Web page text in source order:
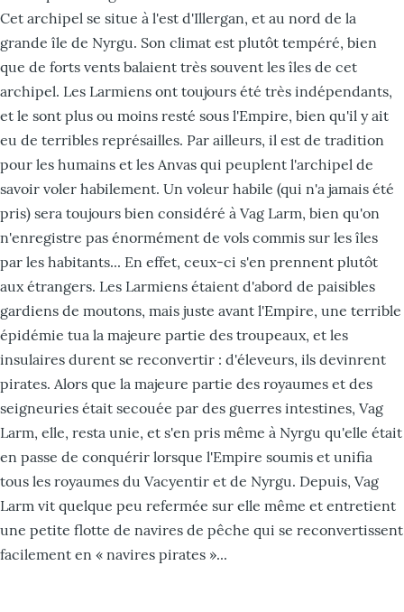
Cet archipel se situe à l'est d'Illergan, et au nord de la
grande île de Nyrgu. Son climat est plutôt tempéré, bien
que de forts vents balaient très souvent les îles de cet
archipel. Les Larmiens ont toujours été très indépendants,
et le sont plus ou moins resté sous l'Empire, bien qu'il y ait
eu de terribles représailles. Par ailleurs, il est de tradition
pour les humains et les Anvas qui peuplent l'archipel de
savoir voler habilement. Un voleur habile (qui n'a jamais été
pris) sera toujours bien considéré à Vag Larm, bien qu'on
n'enregistre pas énormément de vols commis sur les îles
par les habitants... En effet, ceux-ci s'en prennent plutôt
aux étrangers. Les Larmiens étaient d'abord de paisibles
gardiens de moutons, mais juste avant l'Empire, une terrible
épidémie tua la majeure partie des troupeaux, et les
insulaires durent se reconvertir : d'éleveurs, ils devinrent
pirates. Alors que la majeure partie des royaumes et des
seigneuries était secouée par des guerres intestines, Vag
Larm, elle, resta unie, et s'en pris même à Nyrgu qu'elle était
en passe de conquérir lorsque l'Empire soumis et unifia
tous les royaumes du Vacyentir et de Nyrgu. Depuis, Vag
Larm vit quelque peu refermée sur elle même et entretient
une petite flotte de navires de pêche qui se reconvertissent
facilement en « navires pirates »...